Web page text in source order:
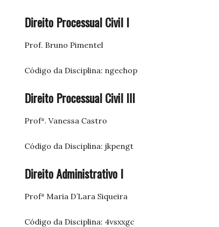
Direito Processual Civil I
Prof. Bruno Pimentel
Código da Disciplina: ngechop
Direito Processual Civil III
Profª. Vanessa Castro
Código da Disciplina: jkpengt
Direito Administrativo I
Profª Maria D’Lara Siqueira
Código da Disciplina: 4vsxxgc